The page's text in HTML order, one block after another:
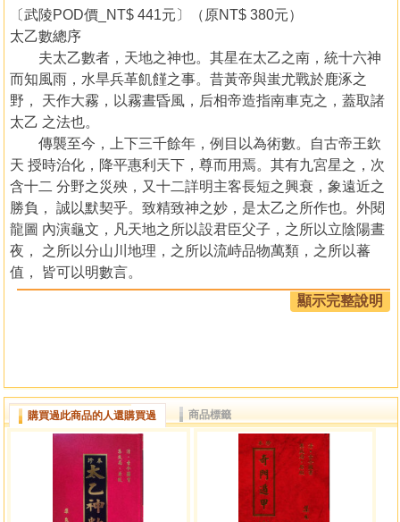
〔武陵POD價_NT$ 441元〕（原NT$ 380元）
太乙數總序
夫太乙數者，天地之神也。其星在太乙之南，統十六神
而知風雨，水旱兵革飢饉之事。昔黃帝與蚩尤戰於鹿涿之
野， 天作大霧，以霧晝昏風，后相帝造指南車克之，蓋取諸
太乙 之法也。
傳襲至今，上下三千餘年，例目以為術數。自古帝王欽
天 授時治化，降平惠利天下，尊而用焉。其有九宮星之，次
含十二 分野之災殃，又十二詳明主客長短之興衰，象遠近之
勝負， 誠以默契乎。致精致神之妙，是太乙之所作也。外閱
龍圖 內演龜文，凡天地之所以設君臣父子，之所以立陰陽晝
夜， 之所以分山川地理，之所以流峙品物萬類，之所以蕃
值， 皆可以明數言。
蓋太乙理寓于數之中數，顯于理之外，主管三元分布四
方， 如是而已。予雖不敏，自六籍而下，凡先覽太乙之書，
四十卷， 更命之曰太乙統宗神數，其所集學發，指黃帝風后
刱法之初意， 人君用之，可使民為堯舜之民，人民用之，可
致君為堯舜之君。 豈小補哉，是書之集也，遠不悖乎聖人之
旨，近不戾乎先賢之言， 如寶鏡之鑑容，使後人易觀其奧。
夫太乙之法，山家之宗主命，位房分之所關，故曰得算
者福， 失算者殃。倘太乙關囚，掩迫對擊提挾極凶，客目飛
顯示完整說明
購買過此商品的人還購買過 商品標籤